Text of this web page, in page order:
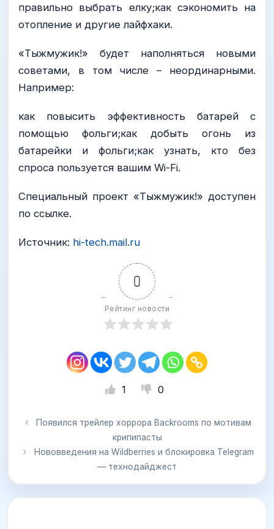
правильно выбрать елку;как сэкономить на
отопление и другие лайфхаки.
«Тыжмужик!» будет наполняться новыми
советами, в том числе – неординарными.
Например:
как повысить эффективность батарей с
помощью фольги;как добыть огонь из
батарейки и фольги;как узнать, кто без
спроса пользуется вашим Wi-Fi.
Специальный проект «Тыжмужик!» доступен
по ссылке.
Источник: hi-tech.mail.ru
0
Рейтинг новости
1 0
Появился трейлер хоррора Backrooms по мотивам
крипипасты
Нововведения на Wildberries и блокировка Telegram
— технодайджест